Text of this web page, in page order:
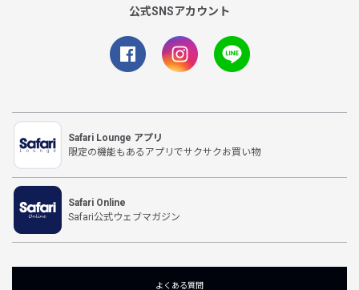
公式SNSアカウント
Safari Lounge アプリ
限定の機能もあるアプリでサクサクお買い物
Safari Online
Safari公式ウェブマガジン
よくある質問